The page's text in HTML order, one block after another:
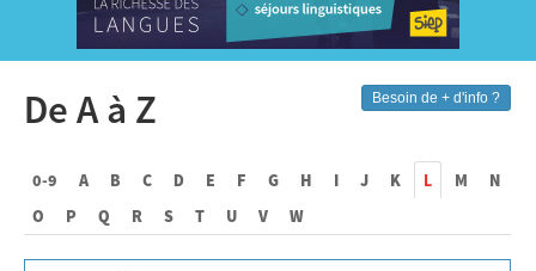
Besoin de + d'info ?
De A à Z
0-9 A B C D E F G H I J K L M
N
O
P Q R S T U V W